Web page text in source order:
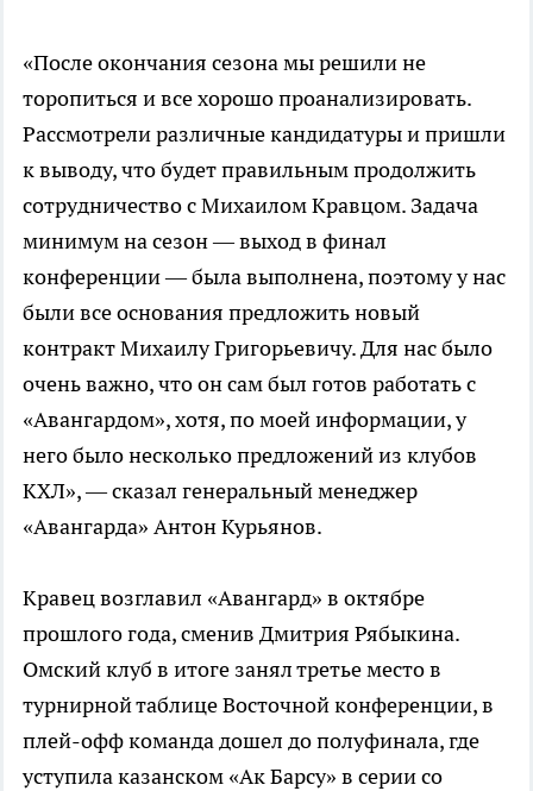
«После окончания сезона мы решили не
торопиться и все хорошо проанализировать.
Рассмотрели различные кандидатуры и пришли
к выводу, что будет правильным продолжить
сотрудничество с Михаилом Кравцом. Задача
минимум на сезон — выход в финал
конференции — была выполнена, поэтому у нас
были все основания предложить новый
контракт Михаилу Григорьевичу. Для нас было
очень важно, что он сам был готов работать с
«Авангардом», хотя, по моей информации, у
него было несколько предложений из клубов
КХЛ», — сказал генеральный менеджер
«Авангарда» Антон Курьянов.
Кравец возглавил «Авангард» в октябре
прошлого года, сменив Дмитрия Рябыкина.
Омский клуб в итоге занял третье место в
турнирной таблице Восточной конференции, в
плей-офф команда дошел до полуфинала, где
уступила казанском «Ак Барсу» в серии со